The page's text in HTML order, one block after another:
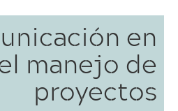
en
manejo de
proyectos